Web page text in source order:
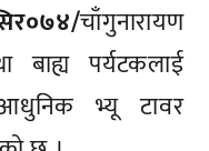
चाँगुनारायण
बाह्य पर्यटकलाई
आधुनिक भ्यू टावर